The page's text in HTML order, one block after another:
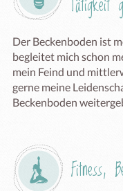
Der Beckenboden ist
begleitet mich schon
mein Feind und
gerne meine
Beckenboden
Fitness,